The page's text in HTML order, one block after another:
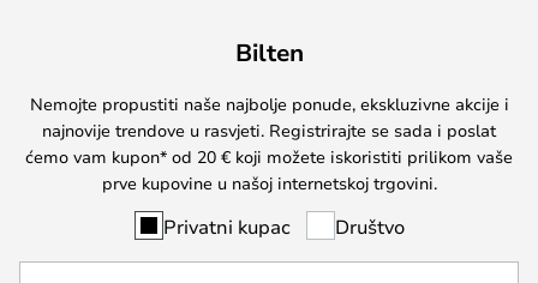
Bilten
Nemojte propustiti naše najbolje ponude, ekskluzivne akcije i
najnovije trendove u rasvjeti. Registrirajte se sada i poslat
ćemo vam kupon* od 20 € koji možete iskoristiti prilikom vaše
prve kupovine u našoj internetskoj trgovini.
Privatni kupac Društvo